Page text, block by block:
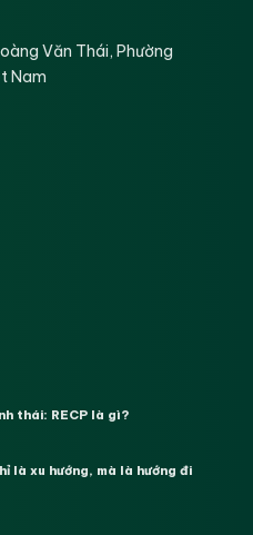
Văn Thái, Phường
Nam
thái: RECP là gì?
là xu hướng, mà là hướng đi